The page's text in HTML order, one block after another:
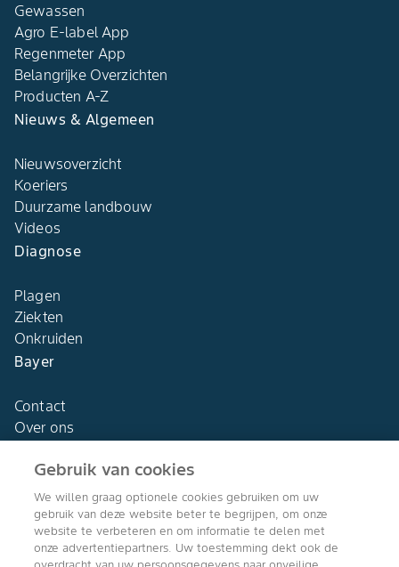
Gewassen
Agro E-label App
Regenmeter App
Belangrijke Overzichten
Producten A-Z
Nieuws & Algemeen
Nieuwsoverzicht
Koeriers
Duurzame landbouw
Videos
Diagnose
Plagen
Ziekten
Onkruiden
Bayer
Contact
Over ons
Agro Bayer
Nederland
Gebruik van cookies
We willen graag optionele cookies gebruiken om uw
gebruik van deze website beter te begrijpen, om onze
website te verbeteren en om informatie te delen met
onze advertentiepartners. Uw toestemming dekt ook de